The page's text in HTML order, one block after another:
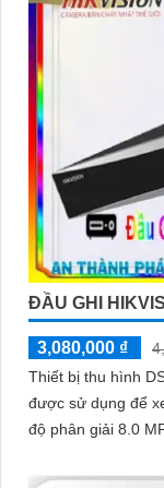
ĐẦU GHI
3,080,000 ₫
Thiết bị thu hình
được sử dụng để xem ban đêm.
độ phân giải 8.0